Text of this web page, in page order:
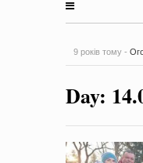
9 років тому -
на період 2018 –
проектів
-0
Day: